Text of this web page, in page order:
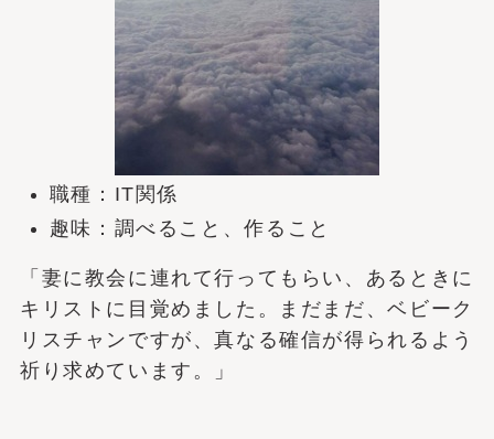
職種：IT関係
趣味：調べること、作ること
「妻に教会に連れて行ってもらい、あるときに
キリストに目覚めました。まだまだ、ベビーク
リスチャンですが、真なる確信が得られるよう
祈り求めています。」